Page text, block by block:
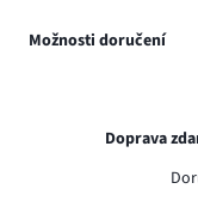
Možnosti doručení
Doprava